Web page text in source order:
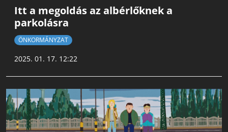
Itt a megoldás az albérlőknek a
parkolásra
ÖNKORMÁNYZAT
2025. 01. 17. 12:22